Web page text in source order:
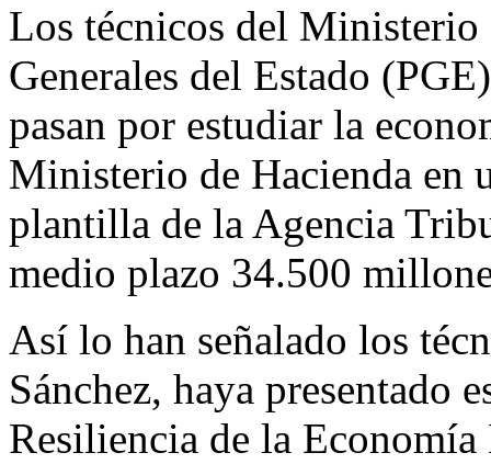
Los técnicos del Ministerio
Generales del Estado
pasan por estudiar la
Ministerio de Hacienda en
plantilla de la Agencia
medio plazo 34.500
Así lo han señalado los
Sánchez, haya presentado
Resiliencia de la Economía